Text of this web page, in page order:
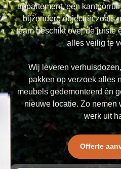
appartement, een
bijzondere objecten zoals
team beschikt over de juiste
alles veilig te
Wij leveren
pakken op verzoek alles
meubels gedemonteerd én
nieuwe locatie. Zo nemen
werk uit
Offerte